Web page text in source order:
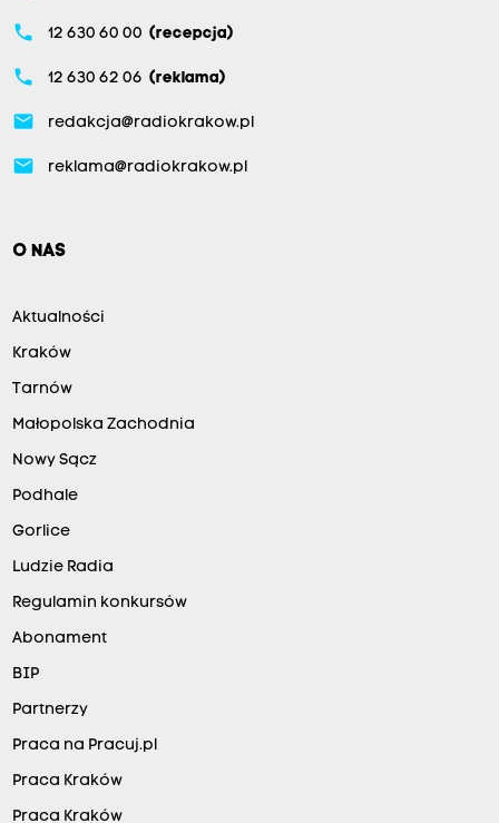
phone 12 630 60 00 (recepcja)
phone 12 630 62 06 (reklama)
email redakcja@radiokrakow.pl
email reklama@radiokrakow.pl
O NAS
Aktualności
Kraków
Tarnów
Małopolska Zachodnia
Nowy Sącz
Podhale
Gorlice
Ludzie Radia
Regulamin konkursów
Abonament
BIP
Partnerzy
Praca na Pracuj.pl
Praca Kraków
Praca Kraków